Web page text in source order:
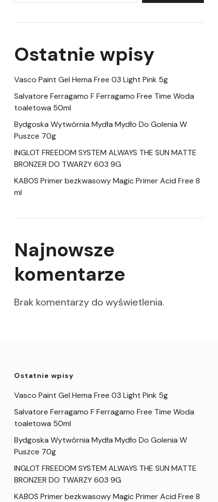
Ostatnie wpisy
Vasco Paint Gel Hema Free 03 Light Pink 5g
Salvatore Ferragamo F Ferragamo Free Time Woda
toaletowa 50ml
Bydgoska Wytwórnia Mydła Mydło Do Golenia W
Puszce 70g
INGLOT FREEDOM SYSTEM ALWAYS THE SUN MATTE
BRONZER DO TWARZY 603 9G
KABOS Primer bezkwasowy Magic Primer Acid Free 8
ml
Najnowsze
komentarze
Brak komentarzy do wyświetlenia.
Ostatnie wpisy
Vasco Paint Gel Hema Free 03 Light Pink 5g
Salvatore Ferragamo F Ferragamo Free Time Woda
toaletowa 50ml
Bydgoska Wytwórnia Mydła Mydło Do Golenia W
Puszce 70g
INGLOT FREEDOM SYSTEM ALWAYS THE SUN MATTE
BRONZER DO TWARZY 603 9G
KABOS Primer bezkwasowy Magic Primer Acid Free 8